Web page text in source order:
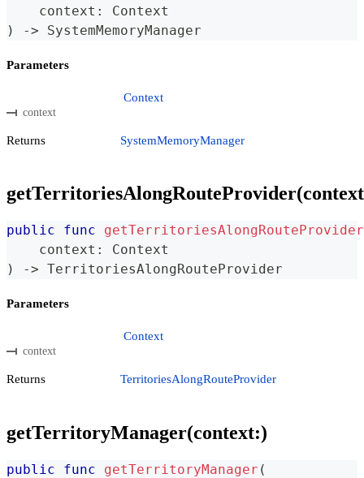
    context
:
Context
)
-> SystemMemoryManager
Parameters
context
Context
Returns SystemMemoryManager
public func
getTerritoriesAlongRouteProvider
    context
:
Context
)
-> TerritoriesAlongRouteProvider
Parameters
context
Context
Returns TerritoriesAlongRouteProvider
getTerritoryManager(context:)
public func getTerritoryManager (